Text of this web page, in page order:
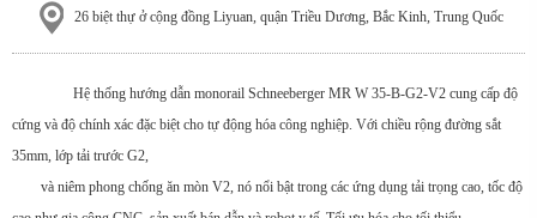
26 biệt thự ở cộng đồng Liyuan, quận Triều Dương, Bắc Kinh, Trung Quốc
Hệ thống hướng dẫn monorail Schneeberger MR W 35-B-G2-V2 cung cấp độ
cứng và độ chính xác đặc biệt cho tự động hóa công nghiệp. Với chiều rộng đường sắt
35mm, lớp tải trước G2,
và niêm phong chống ăn mòn V2, nó nổi bật trong các ứng dụng tải trọng cao, tốc độ